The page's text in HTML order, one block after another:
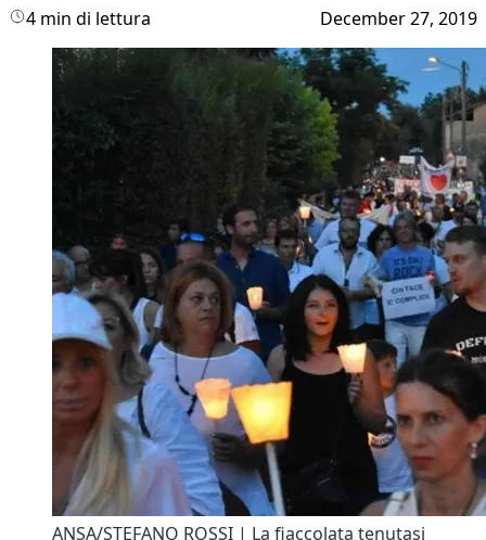
4 min di lettura December 27, 2019
ANSA/STEFANO ROSSI | La fiaccolata tenutasi